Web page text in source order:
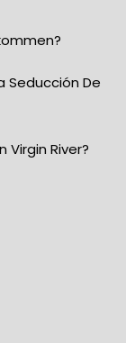
Seducción De
Virgin River?